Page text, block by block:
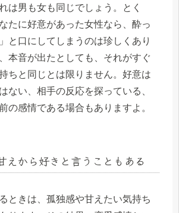
は男も女も同じでしょう。とく
たに好意があった女性なら、酔っ
と口にしてしまうのは珍しくあり
本音が出たとしても、それがすぐ
ちと同じとは限りません。好意は
ない、相手の反応を探っている、
の感情である場合もありますよ。
えから好きと言うこともある
ときは、孤独感や甘えたい気持ち